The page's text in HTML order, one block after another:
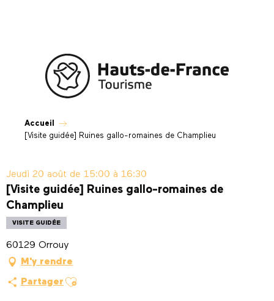
Accueil
[Visite guidée] Ruines gallo-romaines de Champlieu
Jeudi 20 août de 15:00 à 16:30
[Visite guidée] Ruines gallo-romaines de
Champlieu
VISITE GUIDÉE
60129 Orrouy
M'y rendre
Partager Ajouter aux favoris